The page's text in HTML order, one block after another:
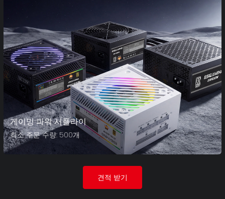
게이밍 파워 서플라이
최소 주문 수량: 500개
견적 받기